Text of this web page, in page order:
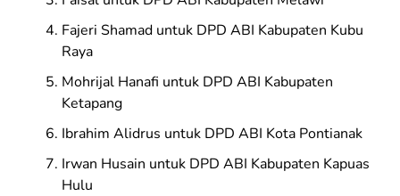
Fajeri Shamad untuk DPD ABI Kabupaten Kubu
Raya
Mohrijal Hanafi untuk DPD ABI Kabupaten
Ketapang
Ibrahim Alidrus untuk DPD ABI Kota Pontianak
Irwan Husain untuk DPD ABI Kabupaten Kapuas
Hulu